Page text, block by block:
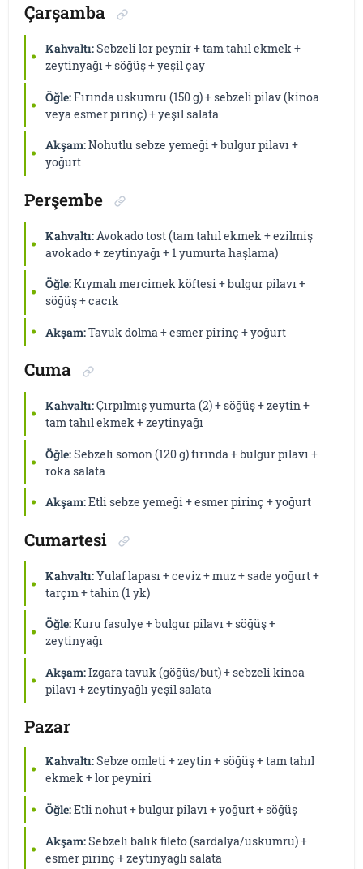
Çarşamba
Kahvaltı:Sebzeli lor peynir + tam tahıl ekmek +
zeytinyağı + söğüş + yeşil çay
Öğle:Fırında uskumru (150 g) + sebzeli pilav (kinoa
veya esmer pirinç) + yeşil salata
Akşam:Nohutlu sebze yemeği + bulgur pilavı +
yoğurt
Perşembe
Kahvaltı: Avokado tost (tam tahıl ekmek + ezilmiş
avokado + zeytinyağı + 1 yumurta haşlama)
Öğle:Kıymalı mercimek köftesi + bulgur pilavı +
söğüş + cacık
Akşam:Tavuk dolma + esmer pirinç + yoğurt
Cuma
Kahvaltı:Çırpılmış yumurta (2) + söğüş + zeytin +
tam tahıl ekmek + zeytinyağı
Öğle:Sebzeli somon (120 g) fırında + bulgur pilavı +
roka salata
Akşam:Etli sebze yemeği + esmer pirinç + yoğurt
Cumartesi
Kahvaltı:Yulaf lapası + ceviz + muz + sade yoğurt +
tarçın + tahin (1 yk)
Öğle:Kuru fasulye + bulgur pilavı + söğüş +
zeytinyağı
Akşam:Izgara tavuk (göğüs/but) + sebzeli kinoa
pilavı + zeytinyağlı yeşil salata
Pazar
Kahvaltı:Sebze omleti + zeytin + söğüş + tam tahıl
ekmek + lor peyniri
Öğle:Etli nohut + bulgur pilavı + yoğurt + söğüş
Akşam:Sebzeli balık fileto (sardalya/uskumru) +
esmer pirinç + zeytinyağlı salata